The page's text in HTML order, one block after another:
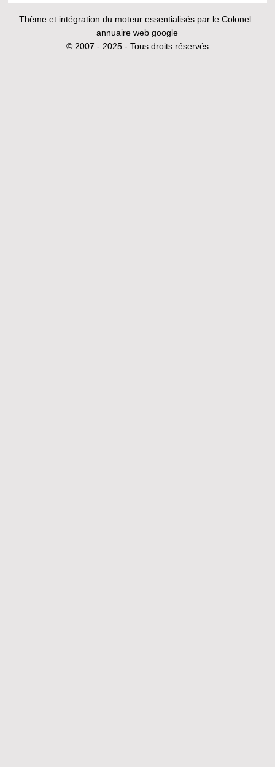
Thème et intégration du moteur essentialisés par le Colonel :
annuaire web google
© 2007 - 2025 - Tous droits réservés